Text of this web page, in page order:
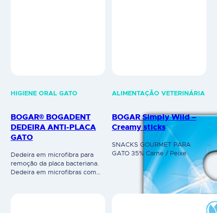
HIGIENE ORAL GATO
BOGAR® BOGADENT
DEDEIRA ANTI-PLACA
GATO
Dedeira em microfibra para
remoção da placa bacteriana.
Dedeira em microfibras com
ALIMENTAÇÃO VETERINÁRIA
BOGAR Simply Wild –
Creamy sticks
SNACKS GOURMET PARA
GATO 35% Carne / Peixe